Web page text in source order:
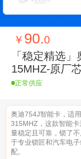
￥ 90.0
「稳定精选
15MHZ-原厂
正常供应
奥迪754J智能卡，适
315MHZ，这款智能
量稳定且可靠，锁了
于专业锁匠和汽车电
配。